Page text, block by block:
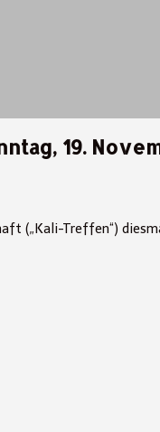
19.
(„Kali-Treffen“)